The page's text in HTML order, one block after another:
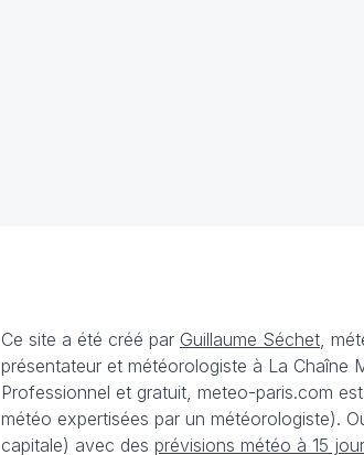
Ce site a été créé par Guillaume Séchet ,
présentateur et météorologiste à La Chaîne
Professionnel et gratuit, meteo-paris.com
météo expertisées par un météorologiste).
capitale) avec des prévisions météo à 15